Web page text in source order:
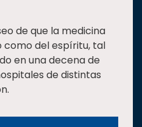
de que la medicina
del espíritu, tal
en una decena de
de distintas